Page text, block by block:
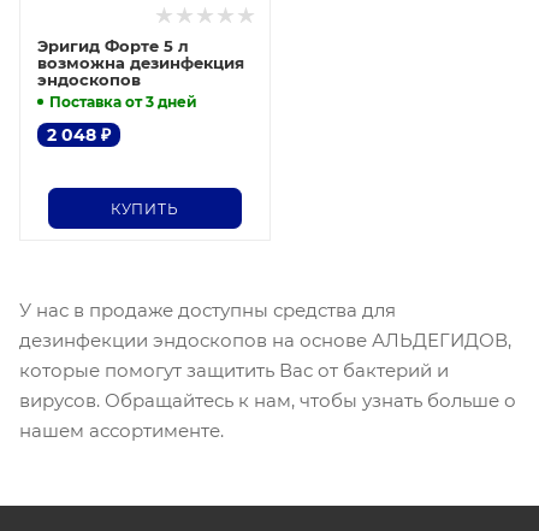
Эригид Форте 5 л
возможна дезинфекция
эндоскопов
Поставка от 3 дней
2 048 ₽
КУПИТЬ
У нас в продаже доступны средства для
дезинфекции эндоскопов на основе АЛЬДЕГИДОВ,
которые помогут защитить Вас от бактерий и
вирусов. Обращайтесь к нам, чтобы узнать больше о
нашем ассортименте.